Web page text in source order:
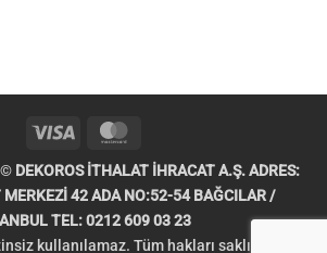
Visa
© DEKOROS İTHALAT İHRACAT A.Ş. ADRES:
MERKEZİ 42 ADA NO:52-54 BAĞCILAR /
TEL: 0212 609 03 23
kullanılamaz. Tüm hakları saklıdır. Telif